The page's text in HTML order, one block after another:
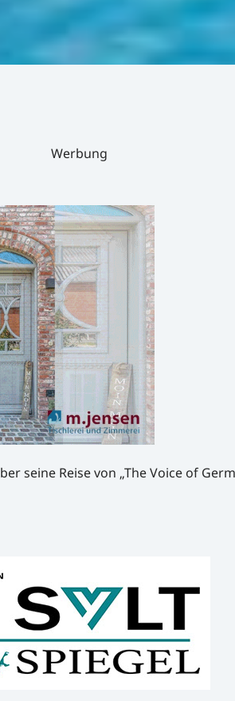
Werbung
seine Reise von „The Voice of